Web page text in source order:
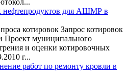
нефтепродуктов для АШМР в
котировок Запрос котировок
Проект муниципального
и оценки котировочных
г...
работ по ремонту кровли в